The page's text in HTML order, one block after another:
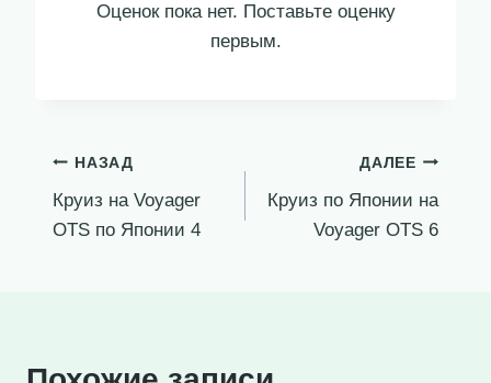
Оценок пока нет. Поставьте оценку
первым.
Навигация
по
НАЗАД
Круиз на Voyager
OTS по Японии 4
ДАЛЕЕ
Круиз по Японии на
Voyager OTS 6